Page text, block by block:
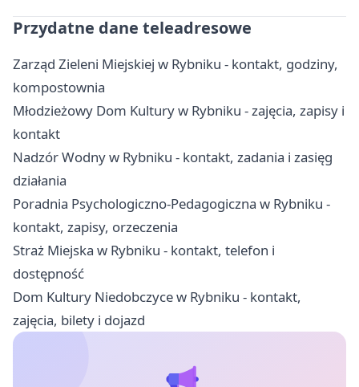
Przydatne dane teleadresowe
Zarząd Zieleni Miejskiej w Rybniku - kontakt, godziny,
kompostownia
Młodzieżowy Dom Kultury w Rybniku - zajęcia, zapisy i
kontakt
Nadzór Wodny w Rybniku - kontakt, zadania i zasięg
działania
Poradnia Psychologiczno-Pedagogiczna w Rybniku -
kontakt, zapisy, orzeczenia
Straż Miejska w Rybniku - kontakt, telefon i
dostępność
Dom Kultury Niedobczyce w Rybniku - kontakt,
zajęcia, bilety i dojazd